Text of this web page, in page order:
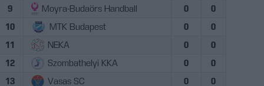
9 Moyra-Budaörs Handball 0
0
10
MTK Budapest 0
0
11
NEKA 0
0
12
Szombathelyi KKA 0
0
13
Vasas SC 0
0